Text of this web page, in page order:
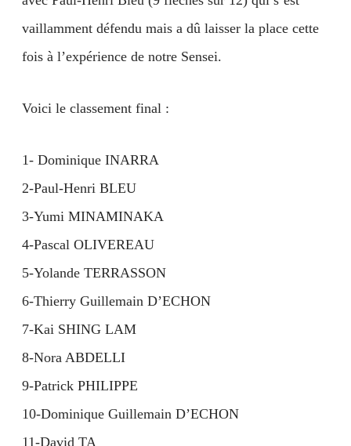
vaillamment défendu mais a dû laisser la place cette
fois à l’expérience de notre Sensei.
Voici le classement final :
1- Dominique INARRA
2-Paul-Henri BLEU
3-Yumi MINAMINAKA
4-Pascal OLIVEREAU
5-Yolande TERRASSON
6-Thierry Guillemain D’ECHON
7-Kai SHING LAM
8-Nora ABDELLI
9-Patrick PHILIPPE
10-Dominique Guillemain D’ECHON
11-David TA